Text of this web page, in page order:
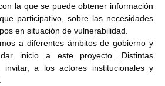
la que se puede obtener información
participativo, sobre las necesidades
en situación de vulnerabilidad.
a diferentes ámbitos de gobierno y
inicio a este proyecto. Distintas
invitar, a los actores institucionales y